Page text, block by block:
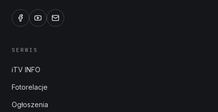
SERWIS
iTV INFO
Fotorelacje
Ogłoszenia